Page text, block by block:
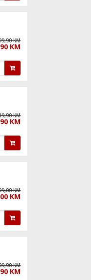
KM
KM
KM
KM
KM
KM
KM
KM